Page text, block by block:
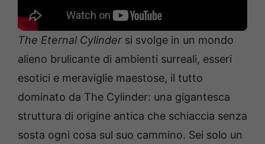
The Eternal Cylinder si svolge in un mondo
alieno brulicante di ambienti surreali, esseri
esotici e meraviglie maestose, il tutto
dominato da The Cylinder: una gigantesca
struttura di origine antica che schiaccia senza
sosta ogni cosa sul suo cammino. Sei solo un